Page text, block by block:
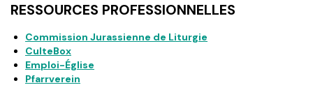
RESSOURCES PROFESSIONNELLES
Commission Jurassienne de Liturgie
CulteBox
Emploi-Église
Pfarrverein